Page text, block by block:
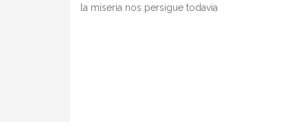
la miseria nos persigue todavía